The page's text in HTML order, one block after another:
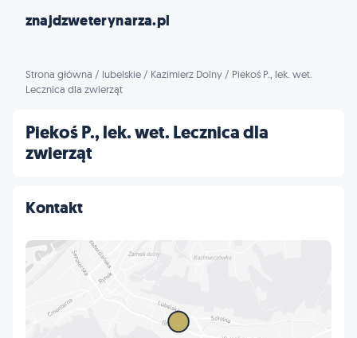
znajdzweterynarza.pl
Strona główna / lubelskie / Kazimierz Dolny / Piekoś P., lek. wet.
Lecznica dla zwierząt
Piekoś P., lek. wet. Lecznica dla
zwierząt
Kontakt